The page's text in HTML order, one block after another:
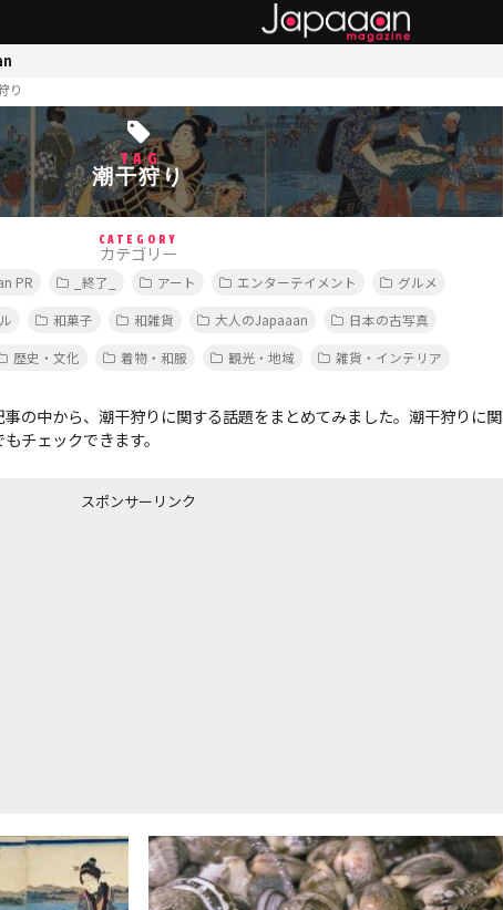
り
TAG
潮干狩り
CATEGORY
カテゴリー
PR _終了_ アート エンターテイメント
グルメ
和菓子 和雑貨 大人のJapaaan
日本の古写真
歴史・文化 着物・和服 観光・地域 雑貨・インテリア
の中から、潮干狩りに関する話題をまとめてみました。潮干狩りに関
チェックできます。
スポンサーリンク